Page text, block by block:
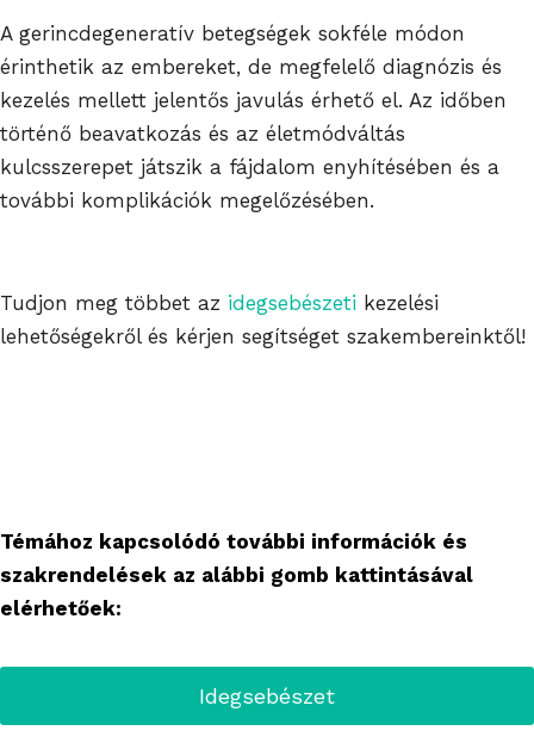
A gerincdegeneratív betegségek sokféle módon
érinthetik az embereket, de megfelelő diagnózis és
kezelés mellett jelentős javulás érhető el. Az időben
történő beavatkozás és az életmódváltás
kulcsszerepet játszik a fájdalom enyhítésében és a
további komplikációk megelőzésében.
Tudjon meg többet az idegsebészeti kezelési
lehetőségekről és kérjen segítséget szakembereinktől!
Témához kapcsolódó további információk és
szakrendelések az alábbi gomb kattintásával
elérhetőek:
Idegsebészet